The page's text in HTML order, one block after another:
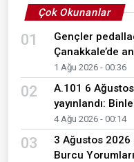
Çok Okunanlar
01
Gençler
Çanakkale’de
1 Ağu 2026 - 00:36
02
A.101 6
yayınlandı:
4 Ağu 2026 - 00:14
03
3 Ağustos
Burcu Yorumları